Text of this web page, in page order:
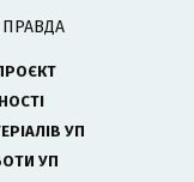
УП
УП